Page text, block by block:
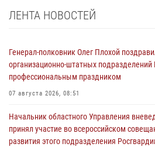
ЛЕНТА НОВОСТЕЙ
Генерал-полковник Олег Плохой
организационно-штатных подразделений
профессиональным праздником
07 августа 2026, 08:51
Начальник областного Управления
принял участие во всероссийском
развития этого подразделения